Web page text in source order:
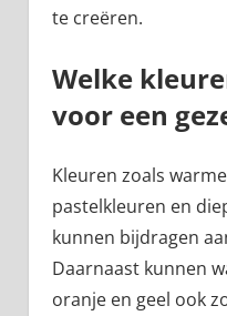
te creëren.
Welke
voor een
Kleuren zoals
pastelkleuren en
kunnen bijdragen
Daarnaast kunnen
oranje en geel ook